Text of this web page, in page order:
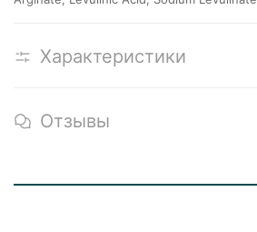
Характеристики
Отзывы